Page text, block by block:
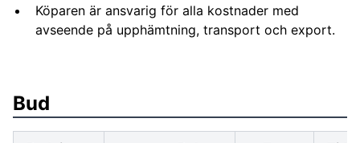
Köparen är ansvarig för alla kostnader med
avseende på upphämtning, transport och export.
Bud